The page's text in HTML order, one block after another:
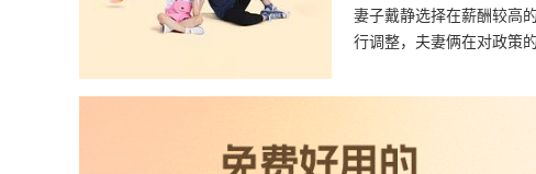
妻子戴静选择在薪酬较高
行调整，夫妻俩在对政策